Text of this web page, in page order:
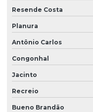
Resende Costa
Planura
Antônio Carlos
Congonhal
Jacinto
Recreio
Bueno Brandão